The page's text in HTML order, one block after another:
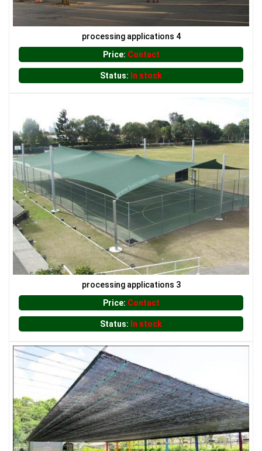
LƯỚI NUÔI TRỒNG HẢI SẢN
LƯỚI CHẮN GIÓ
processing applications 4
Price: Contact
Status: In stock
processing applications 3
Price: Contact
Status: In stock